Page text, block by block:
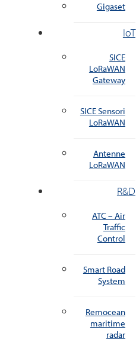
Gigaset
IoT
SICE
LoRaWAN
Gateway
SICE Sensori
LoRaWAN
Antenne
LoRaWAN
R&D
ATC – Air
Traffic
Control
Smart Road
System
Remocean
maritime
radar